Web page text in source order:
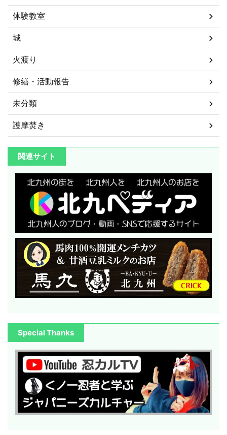
体験教室
城
火渡り
修繕・活動報告
未分類
護摩焚き
関連サイト
Special Thanks